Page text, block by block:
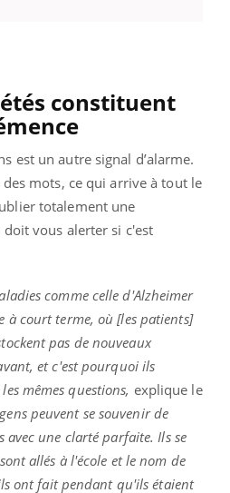
constituent
est un autre signal d’alarme.
des mots, ce qui arrive à tout le
totalement une
doit vous alerter si c'est
comme celle d'Alzheimer
à court terme, où [les patients]
pas de nouveaux
et c'est pourquoi ils
mêmes questions, explique le
peuvent se souvenir de
avec une clarté parfaite. Ils se
allés à l'école et le nom de
ont fait pendant qu'ils étaient